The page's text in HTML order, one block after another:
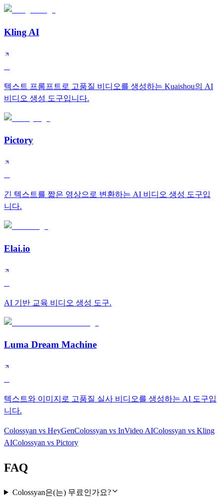
Kling AI
텍스트 프롬프트로 고품질 비디오를 생성하는 Kuaishou의 AI
비디오 생성 도구입니다.
Pictory
긴 텍스트를 짧은 영상으로 변환하는 AI 비디오 생성 도구입
니다.
Elai.io
AI 기반 교육 비디오 생성 도구.
Luma Dream Machine
텍스트와 이미지로 고품질 실사 비디오를 생성하는 AI 도구입
니다.
Colossyan vs HeyGenColossyan vs InVideo AIColossyan vs Kling
AIColossyan vs Pictory
FAQ
Colossyan은(는) 무료인가요?